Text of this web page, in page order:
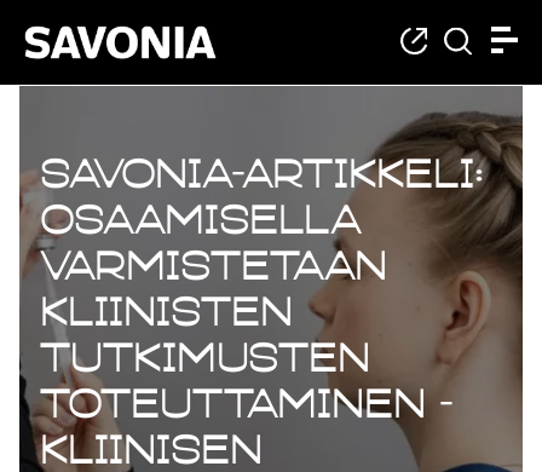
Savonia-artikkeli:
Osaamisella
varmistetaan
kliinisten
tutkimusten
toteuttaminen -
Kliinisen